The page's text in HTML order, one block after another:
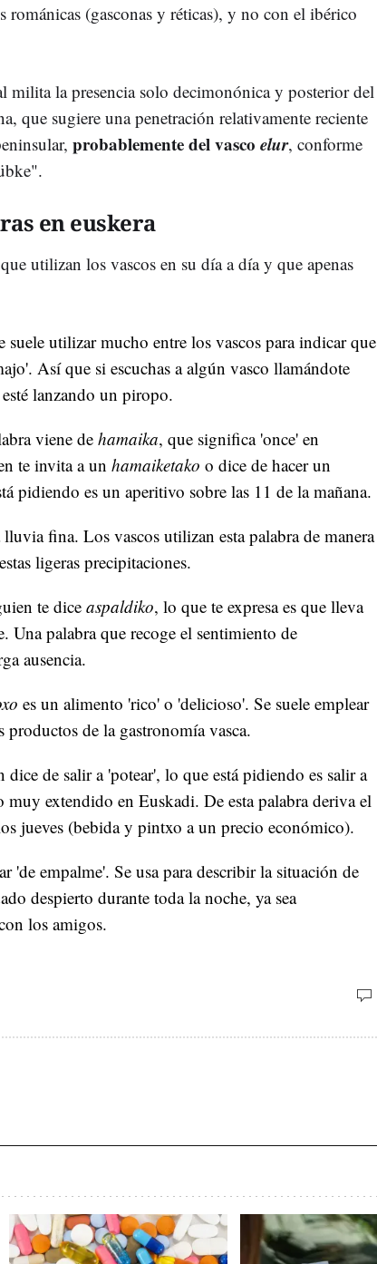
románicas (gasconas y réticas), y no con el ibérico
milita la presencia solo decimonónica y posterior del
que sugiere una penetración relativamente reciente
probablemente del vasco elur, conforme
en euskera
utilizan los vascos en su día a día y que apenas
suele utilizar mucho entre los vascos para indicar que
Así que si escuchas a algún vasco llamándote
lanzando un piropo.
viene dehamaika, que significa 'once' en
te invita a un hamaiketako o dice de hacer un
pidiendo es un aperitivo sobre las 11 de la mañana.
lluvia fina. Los vascos utilizan esta palabra de manera
ligeras precipitaciones.
te dice aspaldiko, lo que te expresa es que lleva
Una palabra que recoge el sentimiento de
ausencia.
es un alimento 'rico' o 'delicioso'. Se suele emplear
productos de la gastronomía vasca.
dice de salir a 'potear', lo que está pidiendo es salir a
extendido en Euskadi. De esta palabra deriva el
jueves (bebida y pintxo a un precio económico).
'de empalme'. Se usa para describir la situación de
despierto durante toda la noche, ya sea
los amigos.